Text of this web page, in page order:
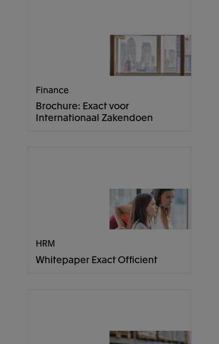
Finance
Brochure: Exact voor
Internationaal Zakendoen
HRM
Whitepaper Exact Officient